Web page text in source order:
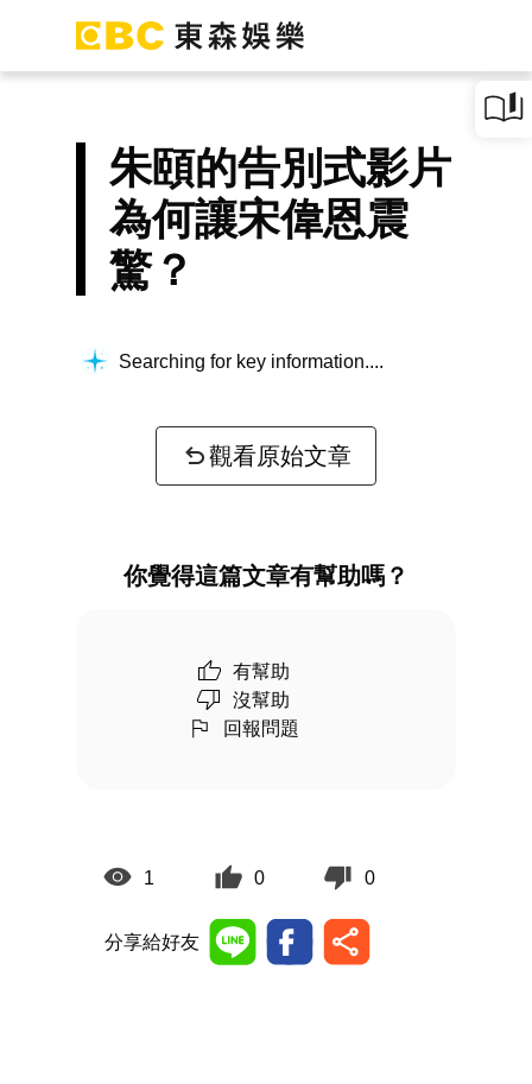
朱頤的告別式影片
為何讓宋偉恩震
驚？
Searching for key information...
觀看原始文章
你覺得這篇文章有幫助嗎？
有幫助
沒幫助
回報問題
1 0 0
分享給好友